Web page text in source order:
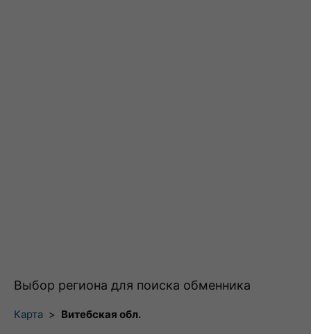
Выбор региона для поиска обменника
Карта > Витебская обл.